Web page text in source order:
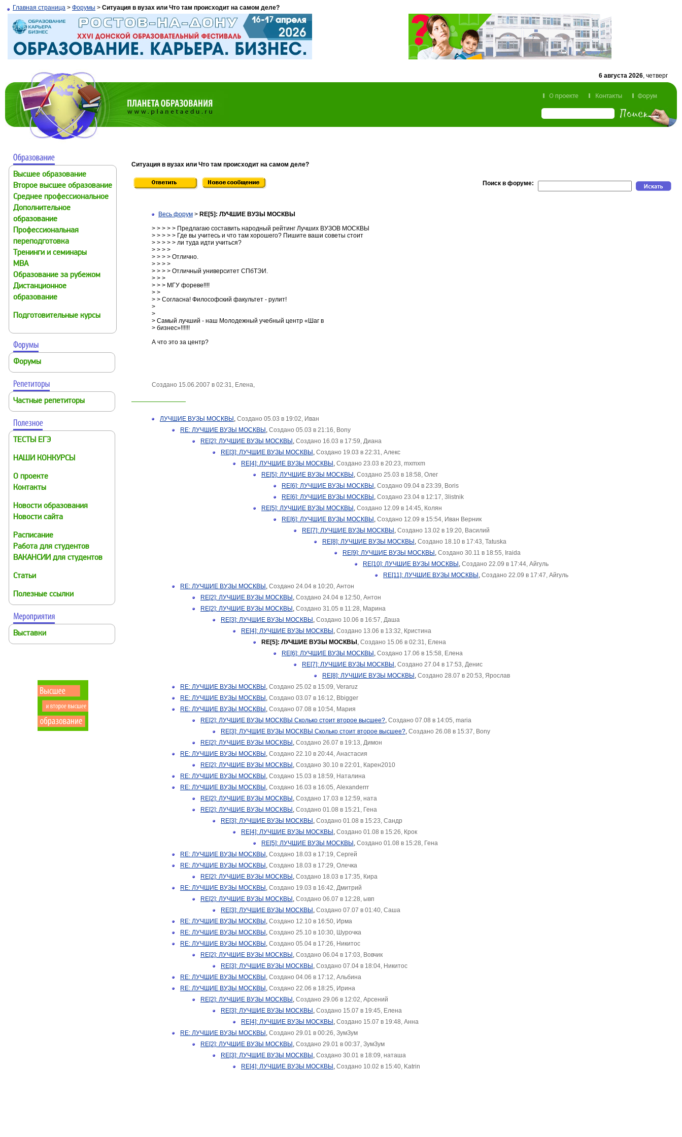
Главная страница > Форумы > Ситуация в вузах или Что там происходит на самом деле?
6 августа 2026, четверг
Высшее образование
Второе высшее образование
Среднее профессиональное
Дополнительное
образование
Профессиональная
переподготовка
Тренинги и семинары
MBA
Образование за рубежом
Дистанционное
образование
Подготовительные курсы
Форумы
Частные репетиторы
ТЕСТЫ ЕГЭ
НАШИ КОНКУРСЫ
О проекте
Контакты
Новости образования
Новости сайта
Расписание
Работа для студентов
ВАКАНСИИ для студентов
Статьи
Полезные ссылки
Выставки
Ситуация в вузах или Что там происходит на самом деле?
Поиск в форуме:
Весь форум > RE[5]: ЛУЧШИЕ ВУЗЫ МОСКВЫ
> > > > > Предлагаю составить народный рейтинг Лучших ВУЗОВ МОСКВЫ
> > > > > Где вы учитесь и что там хорошего? Пишите ваши советы стоит
> > > > > ли туда идти учиться?
> > > >
> > > > Отлично.
> > > >
> > > > Отличный университет СПбТЭИ.
> > >
> > > МГУ фореве!!!!
> >
> > Согласна! Философский факультет - рулит!
>
>
> Самый лучший - наш Молодежный учебный центр «Шаг в
> бизнес»!!!!!!
А что это за центр?
Создано 15.06.2007 в 02:31, Елена,
ЛУЧШИЕ ВУЗЫ МОСКВЫ , Создано 05.03 в 19:02, Иван
RE: ЛУЧШИЕ ВУЗЫ МОСКВЫ , Создано 05.03 в 21:16, Bony
RE[2]: ЛУЧШИЕ ВУЗЫ МОСКВЫ , Создано 16.03 в 17:59, Диана
RE[3]: ЛУЧШИЕ ВУЗЫ МОСКВЫ , Создано 19.03 в 22:31, Алекс
RE[4]: ЛУЧШИЕ ВУЗЫ МОСКВЫ , Создано 23.03 в 20:23, mxmxm
RE[5]: ЛУЧШИЕ ВУЗЫ МОСКВЫ , Создано 25.03 в 18:58, Олег
RE[6]: ЛУЧШИЕ ВУЗЫ МОСКВЫ , Создано 09.04 в 23:39, Boris
RE[6]: ЛУЧШИЕ ВУЗЫ МОСКВЫ , Создано 23.04 в 12:17, 3listnik
RE[5]: ЛУЧШИЕ ВУЗЫ МОСКВЫ , Создано 12.09 в 14:45, Колян
RE[6]: ЛУЧШИЕ ВУЗЫ МОСКВЫ , Создано 12.09 в 15:54, Иван Верник
RE[7]: ЛУЧШИЕ ВУЗЫ МОСКВЫ , Создано 13.02 в 19:20, Василий
RE[8]: ЛУЧШИЕ ВУЗЫ МОСКВЫ , Создано 18.10 в 17:43, Tatuska
RE[9]: ЛУЧШИЕ ВУЗЫ МОСКВЫ , Создано 30.11 в 18:55, Iraida
RE[10]: ЛУЧШИЕ ВУЗЫ МОСКВЫ , Создано 22.09 в 17:44, Айгуль
RE[11]: ЛУЧШИЕ ВУЗЫ МОСКВЫ , Создано 22.09 в 17:47, Айгуль
RE: ЛУЧШИЕ ВУЗЫ МОСКВЫ , Создано 24.04 в 10:20, Антон
RE[2]: ЛУЧШИЕ ВУЗЫ МОСКВЫ , Создано 24.04 в 12:50, Антон
RE[2]: ЛУЧШИЕ ВУЗЫ МОСКВЫ , Создано 31.05 в 11:28, Марина
RE[3]: ЛУЧШИЕ ВУЗЫ МОСКВЫ , Создано 10.06 в 16:57, Даша
RE[4]: ЛУЧШИЕ ВУЗЫ МОСКВЫ , Создано 13.06 в 13:32, Кристина
RE[5]: ЛУЧШИЕ ВУЗЫ МОСКВЫ , Создано 15.06 в 02:31, Елена
RE[6]: ЛУЧШИЕ ВУЗЫ МОСКВЫ , Создано 17.06 в 15:58, Елена
RE[7]: ЛУЧШИЕ ВУЗЫ МОСКВЫ , Создано 27.04 в 17:53, Денис
RE[8]: ЛУЧШИЕ ВУЗЫ МОСКВЫ , Создано 28.07 в 20:53, Ярослав
RE: ЛУЧШИЕ ВУЗЫ МОСКВЫ , Создано 25.02 в 15:09, Veraruz
RE: ЛУЧШИЕ ВУЗЫ МОСКВЫ , Создано 03.07 в 16:12, Bbigger
RE: ЛУЧШИЕ ВУЗЫ МОСКВЫ , Создано 07.08 в 10:54, Мария
RE[2]: ЛУЧШИЕ ВУЗЫ МОСКВЫ Сколько стоит второе высшее?, Создано 07.08 в 14:05, maria
RE[3]: ЛУЧШИЕ ВУЗЫ МОСКВЫ Сколько стоит второе высшее?, Создано 26.08 в 15:37, Bony
RE[2]: ЛУЧШИЕ ВУЗЫ МОСКВЫ , Создано 26.07 в 19:13, Димон
RE: ЛУЧШИЕ ВУЗЫ МОСКВЫ , Создано 22.10 в 20:44, Анастасия
RE[2]: ЛУЧШИЕ ВУЗЫ МОСКВЫ , Создано 30.10 в 22:01, Карен2010
RE: ЛУЧШИЕ ВУЗЫ МОСКВЫ , Создано 15.03 в 18:59, Наталина
RE: ЛУЧШИЕ ВУЗЫ МОСКВЫ , Создано 16.03 в 16:05, Alexanderrr
RE[2]: ЛУЧШИЕ ВУЗЫ МОСКВЫ , Создано 17.03 в 12:59, ната
RE[2]: ЛУЧШИЕ ВУЗЫ МОСКВЫ , Создано 01.08 в 15:21, Гена
RE[3]: ЛУЧШИЕ ВУЗЫ МОСКВЫ , Создано 01.08 в 15:23, Сандр
RE[4]: ЛУЧШИЕ ВУЗЫ МОСКВЫ , Создано 01.08 в 15:26, Крок
RE[5]: ЛУЧШИЕ ВУЗЫ МОСКВЫ , Создано 01.08 в 15:28, Гена
RE: ЛУЧШИЕ ВУЗЫ МОСКВЫ , Создано 18.03 в 17:19, Сергей
RE: ЛУЧШИЕ ВУЗЫ МОСКВЫ , Создано 18.03 в 17:29, Олечка
RE[2]: ЛУЧШИЕ ВУЗЫ МОСКВЫ , Создано 18.03 в 17:35, Кира
RE: ЛУЧШИЕ ВУЗЫ МОСКВЫ , Создано 19.03 в 16:42, Дмитрий
RE[2]: ЛУЧШИЕ ВУЗЫ МОСКВЫ , Создано 06.07 в 12:28, ывп
RE[3]: ЛУЧШИЕ ВУЗЫ МОСКВЫ , Создано 07.07 в 01:40, Саша
RE: ЛУЧШИЕ ВУЗЫ МОСКВЫ , Создано 12.10 в 16:50, Ирма
RE: ЛУЧШИЕ ВУЗЫ МОСКВЫ , Создано 25.10 в 10:30, Шурочка
RE: ЛУЧШИЕ ВУЗЫ МОСКВЫ , Создано 05.04 в 17:26, Никитос
RE[2]: ЛУЧШИЕ ВУЗЫ МОСКВЫ , Создано 06.04 в 17:03, Вовчик
RE[3]: ЛУЧШИЕ ВУЗЫ МОСКВЫ , Создано 07.04 в 18:04, Никитос
RE: ЛУЧШИЕ ВУЗЫ МОСКВЫ , Создано 04.06 в 17:12, Альбинa
RE: ЛУЧШИЕ ВУЗЫ МОСКВЫ , Создано 22.06 в 18:25, Ирина
RE[2]: ЛУЧШИЕ ВУЗЫ МОСКВЫ , Создано 29.06 в 12:02, Арсений
RE[3]: ЛУЧШИЕ ВУЗЫ МОСКВЫ , Создано 15.07 в 19:45, Елена
RE[4]: ЛУЧШИЕ ВУЗЫ МОСКВЫ , Создано 15.07 в 19:48, Анна
RE: ЛУЧШИЕ ВУЗЫ МОСКВЫ , Создано 29.01 в 00:26, ЗумЗум
RE[2]: ЛУЧШИЕ ВУЗЫ МОСКВЫ , Создано 29.01 в 00:37, ЗумЗум
RE[3]: ЛУЧШИЕ ВУЗЫ МОСКВЫ , Создано 30.01 в 18:09, наташа
RE[4]: ЛУЧШИЕ ВУЗЫ МОСКВЫ , Создано 10.02 в 15:40, Katrin